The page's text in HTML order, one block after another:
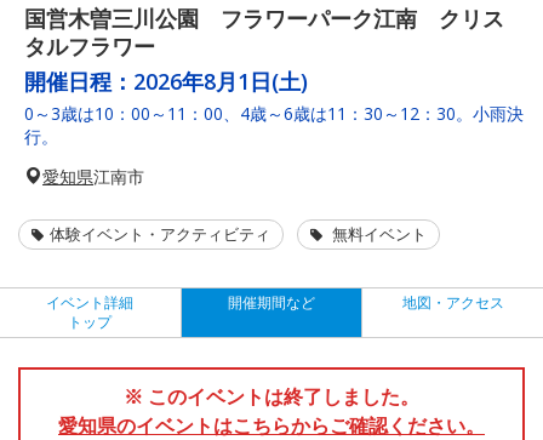
国営木曽三川公園 フラワーパーク江南 クリス
タルフラワー
開催日程： 2026年8月1日(土)
0～3歳は10：00～11：00、4歳～6歳は11：30～12：30。小雨決
行。
愛知県江南市
体験イベント・アクティビティ 無料イベント
イベント詳細
トップ
開催期間など 地図・アクセス
※ このイベントは終了しました。
愛知県のイベントはこちらからご確認ください。